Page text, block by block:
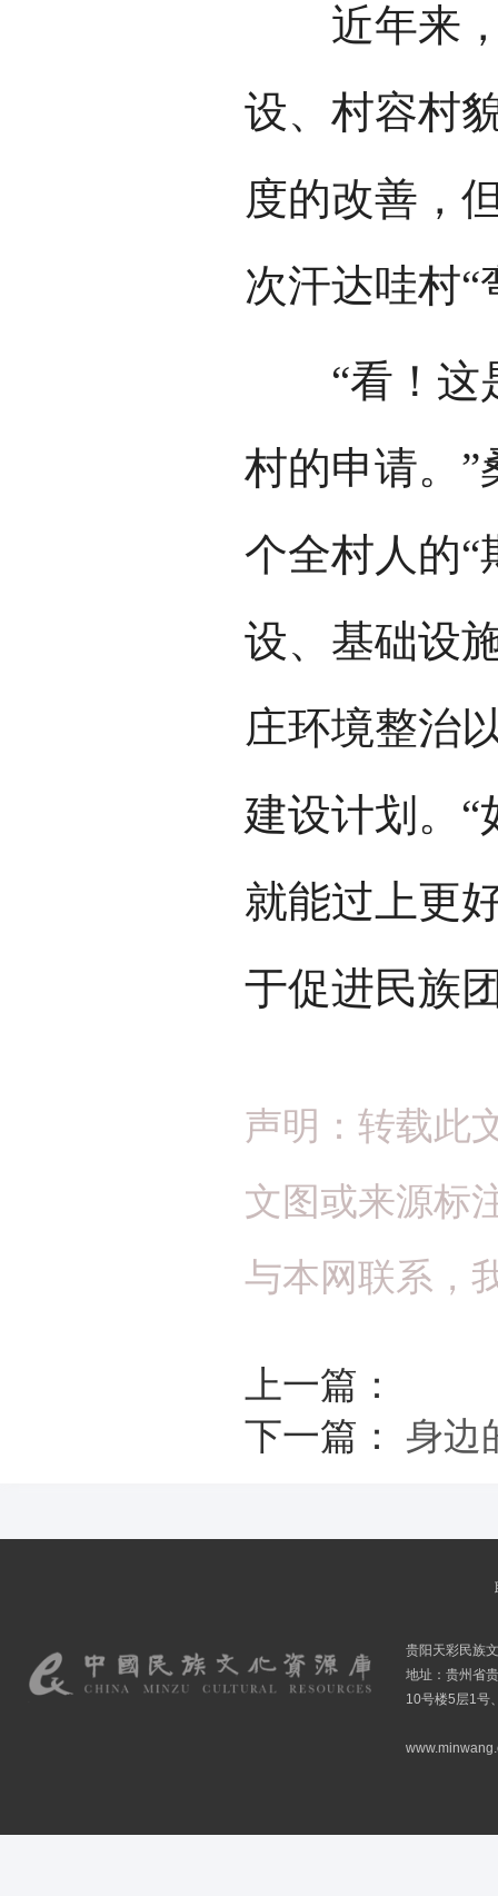
近年来，
设、村容村
度的改善，
次汗达哇村“
“看！这是
村的申请。
个全村人的“
设、基础设
庄环境整治
建设计划。
就能过上更
于促进民族
声明：转载此
文图或来源标
与本网联系，
上一篇：
下一篇： 身边
贵阳天彩民族
地址：贵州省
10号楼5层1号